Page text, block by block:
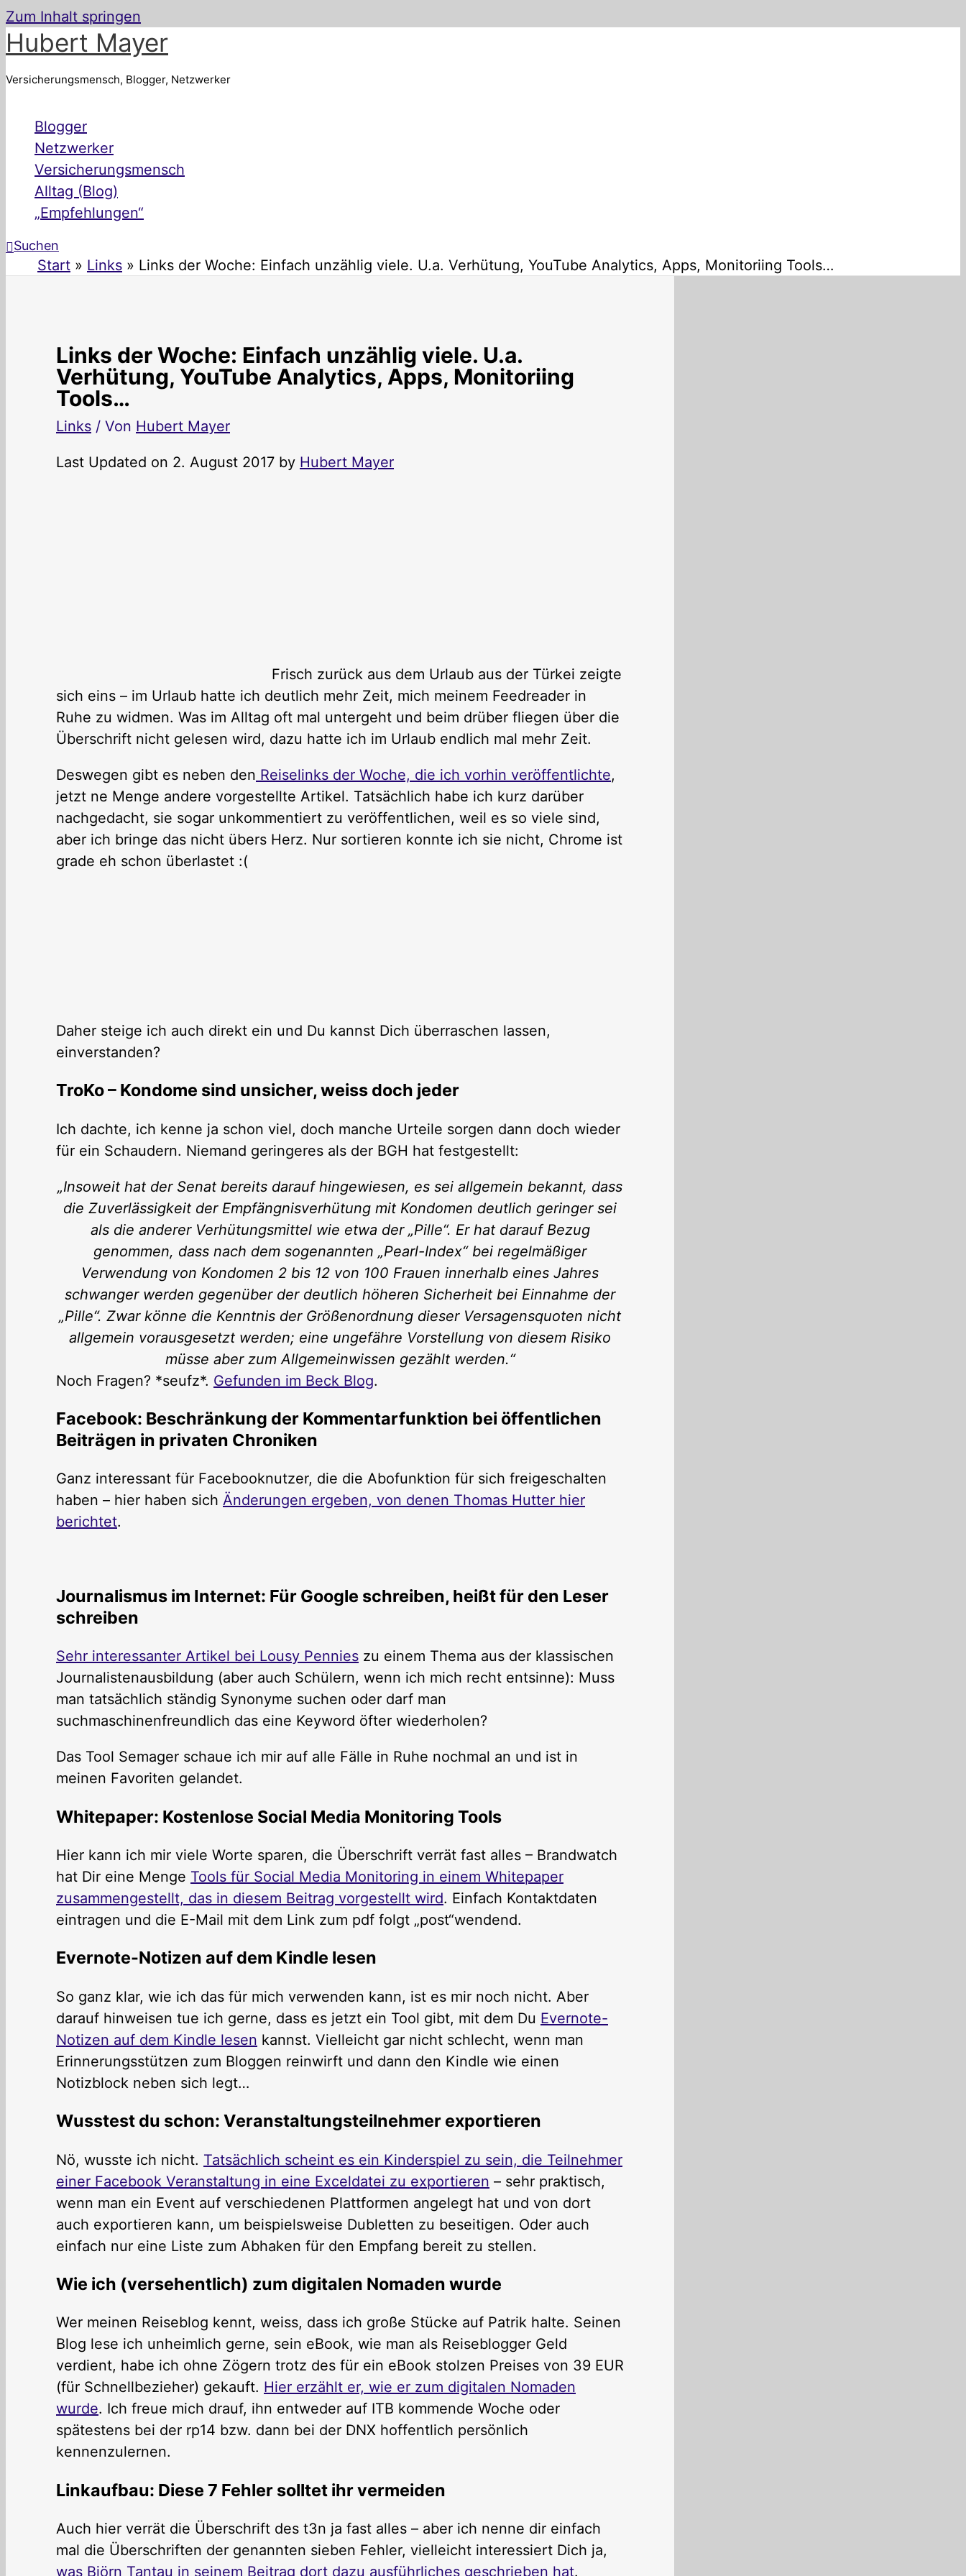
Zum Inhalt springen
Hubert Mayer
Versicherungsmensch, Blogger, Netzwerker
Blogger
Netzwerker
Versicherungsmensch
Alltag (Blog)
„Empfehlungen“
Suchen
Start Links Links der Woche: Einfach unzählig viele. U.a. Verhütung, YouTube Analytics, Apps, Monitoriing Tools…
Links der Woche: Einfach unzählig viele. U.a.
Verhütung, YouTube Analytics, Apps, Monitoriing
Tools…
Links / Von Hubert Mayer
Last Updated on 2. August 2017 by Hubert Mayer
Frisch zurück aus dem Urlaub aus der Türkei zeigte
sich eins – im Urlaub hatte ich deutlich mehr Zeit, mich meinem Feedreader in
Ruhe zu widmen. Was im Alltag oft mal untergeht und beim drüber fliegen über die
Überschrift nicht gelesen wird, dazu hatte ich im Urlaub endlich mal mehr Zeit.
Deswegen gibt es neben den Reiselinks der Woche, die ich vorhin veröffentlichte,
jetzt ne Menge andere vorgestellte Artikel. Tatsächlich habe ich kurz darüber
nachgedacht, sie sogar unkommentiert zu veröffentlichen, weil es so viele sind,
aber ich bringe das nicht übers Herz. Nur sortieren konnte ich sie nicht, Chrome ist
grade eh schon überlastet :(
Daher steige ich auch direkt ein und Du kannst Dich überraschen lassen,
einverstanden?
TroKo – Kondome sind unsicher, weiss doch jeder
Ich dachte, ich kenne ja schon viel, doch manche Urteile sorgen dann doch wieder
für ein Schaudern. Niemand geringeres als der BGH hat festgestellt:
„Insoweit hat der Senat bereits darauf hingewiesen, es sei allgemein bekannt, dass
die Zuverlässigkeit der Empfängnisverhütung mit Kondomen deutlich geringer sei
als die anderer Verhütungsmittel wie etwa der „Pille“. Er hat darauf Bezug
genommen, dass nach dem sogenannten „Pearl-Index“ bei regelmäßiger
Verwendung von Kondomen 2 bis 12 von 100 Frauen innerhalb eines Jahres
schwanger werden gegenüber der deutlich höheren Sicherheit bei Einnahme der
„Pille“. Zwar könne die Kenntnis der Größenordnung dieser Versagensquoten nicht
allgemein vorausgesetzt werden; eine ungefähre Vorstellung von diesem Risiko
müsse aber zum Allgemeinwissen gezählt werden.“
Noch Fragen? *seufz*. Gefunden im Beck Blog.
Facebook: Beschränkung der Kommentarfunktion bei öffentlichen
Beiträgen in privaten Chroniken
Ganz interessant für Facebooknutzer, die die Abofunktion für sich freigeschalten
haben – hier haben sich Änderungen ergeben, von denen Thomas Hutter hier
berichtet.
Journalismus im Internet: Für Google schreiben, heißt für den Leser
schreiben
Sehr interessanter Artikel bei Lousy Pennies zu einem Thema aus der klassischen
Journalistenausbildung (aber auch Schülern, wenn ich mich recht entsinne): Muss
man tatsächlich ständig Synonyme suchen oder darf man
suchmaschinenfreundlich das eine Keyword öfter wiederholen?
Das Tool Semager schaue ich mir auf alle Fälle in Ruhe nochmal an und ist in
meinen Favoriten gelandet.
Whitepaper: Kostenlose Social Media Monitoring Tools
Hier kann ich mir viele Worte sparen, die Überschrift verrät fast alles – Brandwatch
hat Dir eine Menge Tools für Social Media Monitoring in einem Whitepaper
zusammengestellt, das in diesem Beitrag vorgestellt wird. Einfach Kontaktdaten
eintragen und die E-Mail mit dem Link zum pdf folgt „post“wendend.
Evernote-Notizen auf dem Kindle lesen
So ganz klar, wie ich das für mich verwenden kann, ist es mir noch nicht. Aber
darauf hinweisen tue ich gerne, dass es jetzt ein Tool gibt, mit dem Du Evernote-
Notizen auf dem Kindle lesen kannst. Vielleicht gar nicht schlecht, wenn man
Erinnerungsstützen zum Bloggen reinwirft und dann den Kindle wie einen
Notizblock neben sich legt…
Wusstest du schon: Veranstaltungsteilnehmer exportieren
Nö, wusste ich nicht. Tatsächlich scheint es ein Kinderspiel zu sein, die Teilnehmer
einer Facebook Veranstaltung in eine Exceldatei zu exportieren – sehr praktisch,
wenn man ein Event auf verschiedenen Plattformen angelegt hat und von dort
auch exportieren kann, um beispielsweise Dubletten zu beseitigen. Oder auch
einfach nur eine Liste zum Abhaken für den Empfang bereit zu stellen.
Wie ich (versehentlich) zum digitalen Nomaden wurde
Wer meinen Reiseblog kennt, weiss, dass ich große Stücke auf Patrik halte. Seinen
Blog lese ich unheimlich gerne, sein eBook, wie man als Reiseblogger Geld
verdient, habe ich ohne Zögern trotz des für ein eBook stolzen Preises von 39 EUR
(für Schnellbezieher) gekauft. Hier erzählt er, wie er zum digitalen Nomaden
wurde. Ich freue mich drauf, ihn entweder auf ITB kommende Woche oder
spätestens bei der rp14 bzw. dann bei der DNX hoffentlich persönlich
kennenzulernen.
Linkaufbau: Diese 7 Fehler solltet ihr vermeiden
Auch hier verrät die Überschrift des t3n ja fast alles – aber ich nenne dir einfach
mal die Überschriften der genannten sieben Fehler, vielleicht interessiert Dich ja,
was Björn Tantau in seinem Beitrag dort dazu ausführliches geschrieben hat.